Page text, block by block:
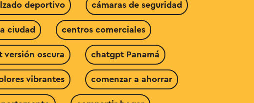
deportivo cámaras de seguridad
ciudad centros comerciales
versión oscura chatgpt Panamá
vibrantes comenzar a ahorrar